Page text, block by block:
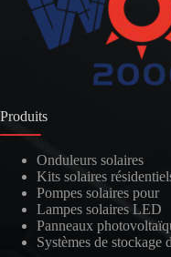
Produits
Onduleurs solaires
Kits solaires
Pompes solaires pour
Lampes solaires LED
Panneaux
Systèmes de stockage